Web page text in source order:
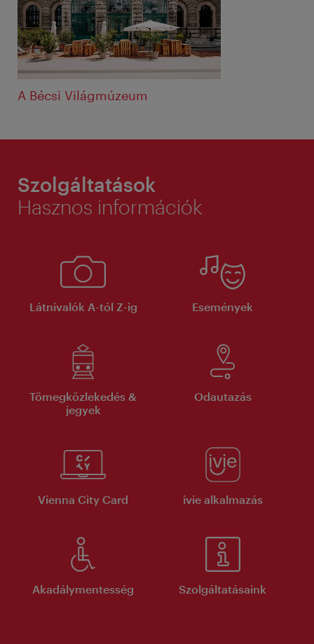
A Bécsi Világmúzeum
Szolgáltatások
Hasznos információk
Látnivalók A-tól Z-ig Események
Tömegközlekedés &
jegyek
Odautazás
Vienna City Card ivie alkalmazás
Akadálymentesség Szolgáltatásaink